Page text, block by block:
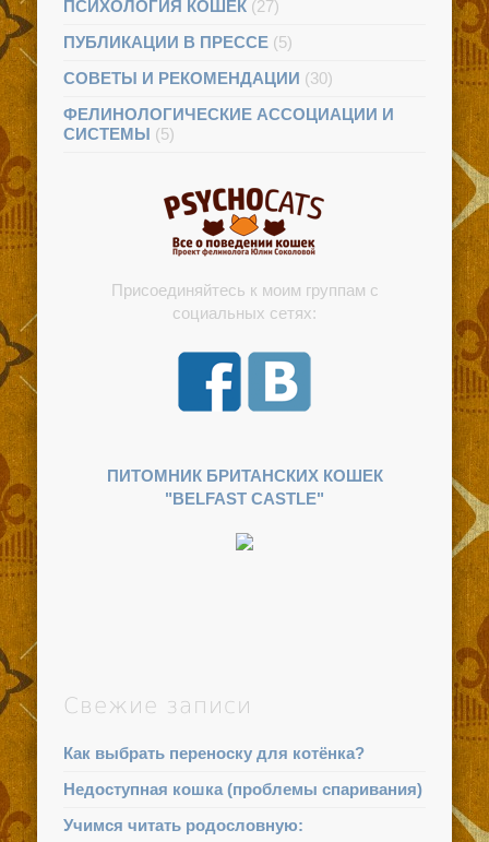
ПСИХОЛОГИЯ КОШЕК (27)
ПУБЛИКАЦИИ В ПРЕССЕ (5)
СОВЕТЫ И РЕКОМЕНДАЦИИ (30)
ФЕЛИНОЛОГИЧЕСКИЕ АССОЦИАЦИИ И
СИСТЕМЫ (5)
Присоединяйтесь к моим группам с
социальных сетях:
ПИТОМНИК БРИТАНСКИХ КОШЕК
"BELFAST CASTLE"
Свежие записи
Как выбрать переноску для котёнка?
Недоступная кошка (проблемы спаривания)
Учимся читать родословную: